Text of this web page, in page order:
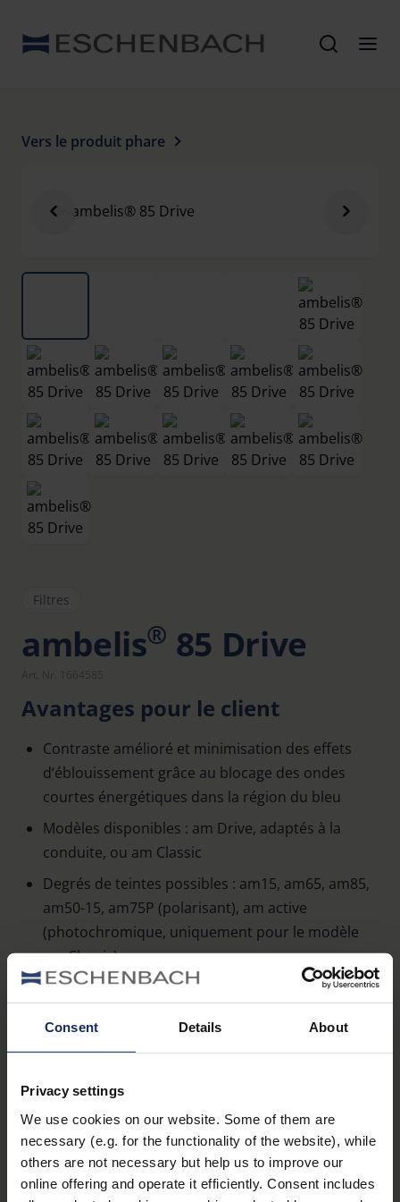
Consent Details About
Privacy settings
We use cookies on our website. Some of them are
necessary (e.g. for the functionality of the website), while
others are not necessary but help us to improve our
online offering and operate it efficiently. Consent includes
Vers le produit phare
Filtres
ambelis® 85 Drive
Avantages pour le client
Contraste amélioré et minimisation des effets
d‘éblouissement grâce au blocage des ondes
courtes énergétiques dans la région du bleu
Modèles disponibles : am Drive, adaptés à la
conduite, ou am Classic
Degrés de teintes possibles : am15, am65, am85,
am50-15, am75P (polarisant), am active
(photochromique, uniquement pour le modèle
am Classic)
Existe en différentes montures ou comme clips
haut
Grande largeur de branche avec protection
latérale antiéblouissement, permettant
l’orientation sur le côté